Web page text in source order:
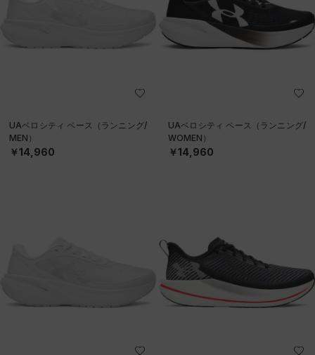
UAベロシティ ペース（ランニング/
MEN）
￥14,960
UAベロシティ ペース（ランニング/
WOMEN）
￥14,960